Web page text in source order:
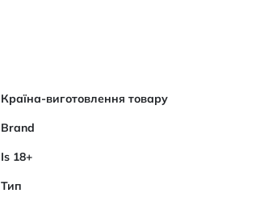
Характеристики
Країна-виготовлення товару
Brand
Is 18+
Тип